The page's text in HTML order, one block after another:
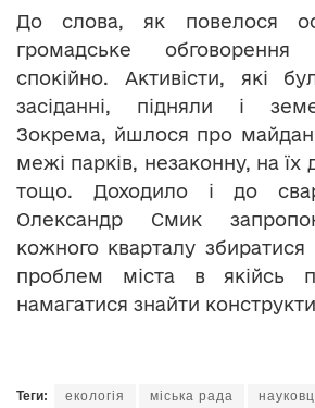
До слова, як повелося
громадське
спокійно. Активісти, які
засіданні, підняли і
Зокрема, йшлося про
межі парків, незаконну, на їх
тощо. Доходило і до
Олександр Смик
кожного кварталу збиратися
проблем міста в якійсь
намагатися знайти
Теги: екологія міська рада